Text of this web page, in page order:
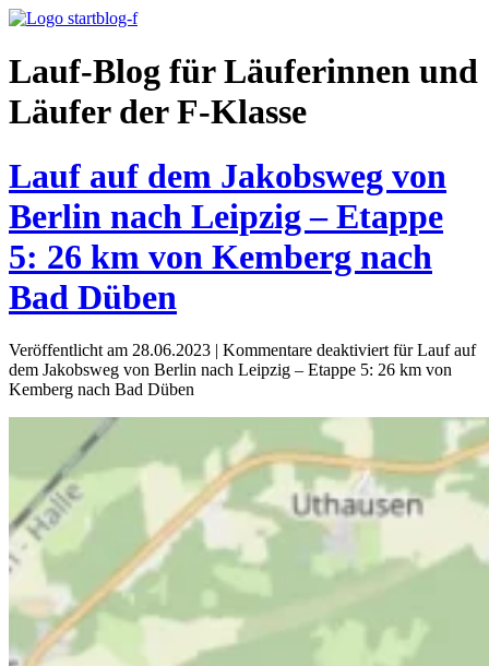
Lauf-Blog für Läuferinnen und
Läufer der F-Klasse
Lauf auf dem Jakobsweg von
Berlin nach Leipzig – Etappe
5: 26 km von Kemberg nach
Bad Düben
Veröffentlicht am 28.06.2023 | Kommentare deaktiviert für Lauf auf
dem Jakobsweg von Berlin nach Leipzig – Etappe 5: 26 km von
Kemberg nach Bad Düben